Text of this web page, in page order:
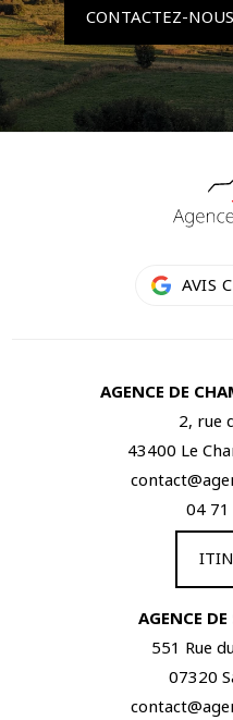
CONTACTEZ-NOUS
AVIS
AGENCE DE
2, rue
43400 Le
04
AGENCE
551 Rue
07320